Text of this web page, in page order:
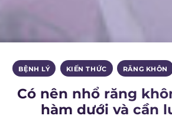
BỆNH LÝ KIẾN THỨC , RĂNG KHÔN
Có nên nhổ răng
hàm dưới và cần